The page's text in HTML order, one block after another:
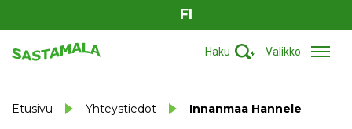
FI
Haku Valikko
Etusivu Yhteystiedot Innanmaa Hannele